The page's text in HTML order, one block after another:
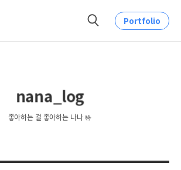
검
Portfolio
nana_log
좋아하는 걸 좋아하는 나나 🤟